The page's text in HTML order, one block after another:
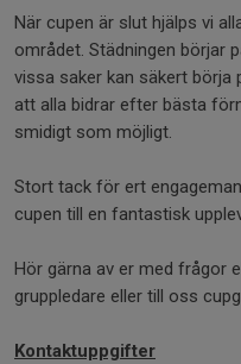
När cupen är slut hjälps vi
området. Städningen börjar
vissa saker kan säkert börja
att alla bidrar efter bästa
smidigt som möjligt.
Stort tack för ert
cupen till en fantastisk
Hör gärna av er med frågor
gruppledare eller till oss
Kontaktuppgifter